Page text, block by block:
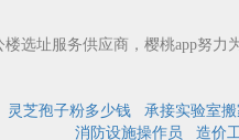
址服务供应商，樱桃app努
灵芝孢子粉多少钱
承接实验室
消防设施操作员
造价